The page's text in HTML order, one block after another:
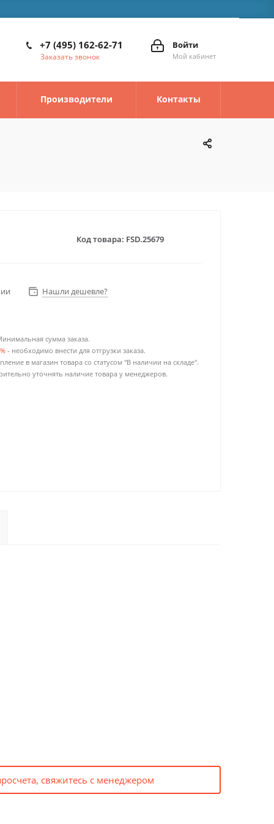
Войти
Мой кабинет
+7 (495) 162-62-71
Заказать звонок
Производители Контакты
Код товара: FSD.25679
Нашли дешевле?
сумма заказа.
- необходимо внести для отгрузки заказа.
в магазин товара со статусом "В наличии на складе".
уточнять наличие товара у менеджеров.
свяжитесь с менеджером